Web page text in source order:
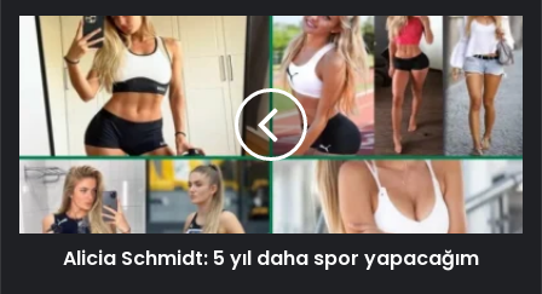
Alicia Schmidt: 5 yıl daha spor yapacağım